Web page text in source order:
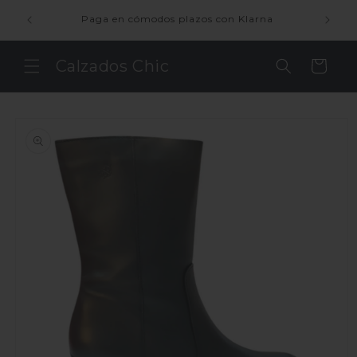
directamentePaga en cómodos plazos con Klarna
Calzados Chic Carrito
información
del producto